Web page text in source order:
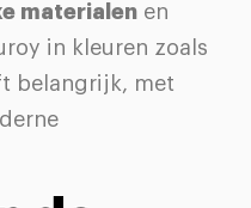
materialen en
in kleuren zoals
belangrijk, met